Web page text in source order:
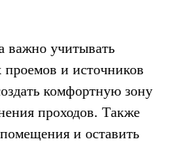
важно учитывать
и источников
комфортную зону
проходов. Также
и оставить